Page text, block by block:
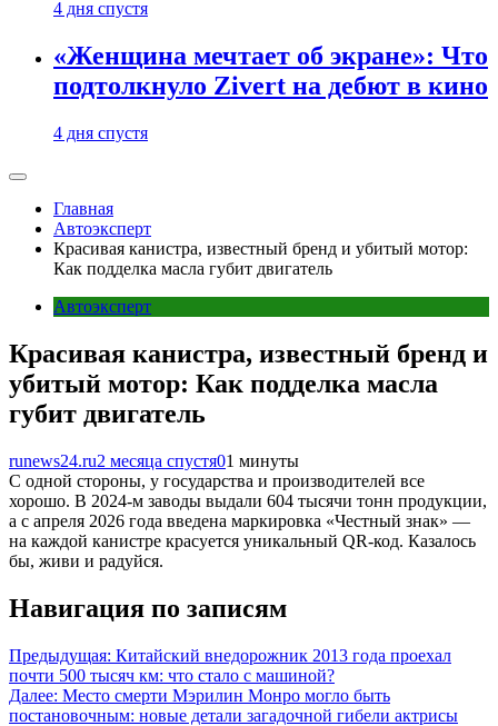
4 дня спустя
«Женщина мечтает об экране»: Что
подтолкнуло Zivert на дебют в кино
4 дня спустя
Главная
Автоэксперт
Красивая канистра, известный бренд и убитый мотор:
Как подделка масла губит двигатель
Автоэксперт
Красивая канистра, известный бренд и
убитый мотор: Как подделка масла
губит двигатель
runews24.ru2 месяца спустя01 минуты
С одной стороны, у государства и производителей все
хорошо. В 2024-м заводы выдали 604 тысячи тонн продукции,
а с апреля 2026 года введена маркировка «Честный знак» —
на каждой канистре красуется уникальный QR-код. Казалось
бы, живи и радуйся.
Навигация по записям
Предыдущая: Китайский внедорожник 2013 года проехал
почти 500 тысяч км: что стало с машиной?
Далее: Место смерти Мэрилин Монро могло быть
постановочным: новые детали загадочной гибели актрисы